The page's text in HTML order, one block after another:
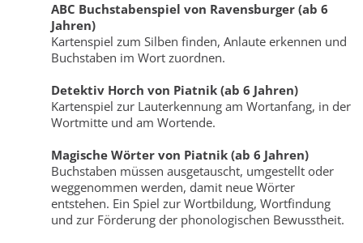
ABC Buchstabenspiel von Ravensburger (ab 6
Jahren)
Kartenspiel zum Silben finden, Anlaute erkennen und
Buchstaben im Wort zuordnen.
Detektiv Horch von Piatnik (ab 6 Jahren)
Kartenspiel zur Lauterkennung am Wortanfang, in der
Wortmitte und am Wortende.
Magische Wörter von Piatnik (ab 6 Jahren)
Buchstaben müssen ausgetauscht, umgestellt oder
weggenommen werden, damit neue Wörter
entstehen. Ein Spiel zur Wortbildung, Wortfindung
und zur Förderung der phonologischen Bewusstheit.